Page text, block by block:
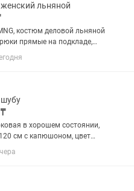
льняной
костюм деловой льняной
прямые на подкладе,
46, цвет беж, торг
в хорошем состоянии,
см с капюшоном, цвет
нет потертостей,
Варианты возможно